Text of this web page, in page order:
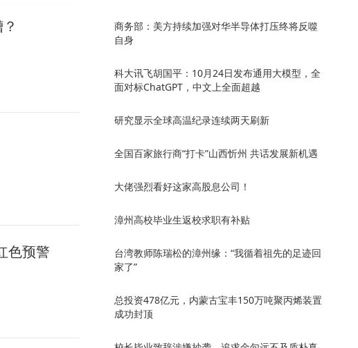
色预警
商务部：美方持续加强对华半导体打压终将反噬
自身
科大讯飞胡国平：10月24日发布通用大模型，全
面对标ChatGPT，中文上全面超越
研究显示全球高温纪录连续两天刷新
全国百家旅行商“打卡”山西忻州 共话发展新机遇
大佬强烈看好这家高股息公司！
漳州高校毕业生返校求职有补贴
台湾教师陈瑞松的漳州缘：“我循着祖先的足迹回
家了”
总投资478亿元，内蒙古宝丰150万吨聚丙烯装置
成功封顶